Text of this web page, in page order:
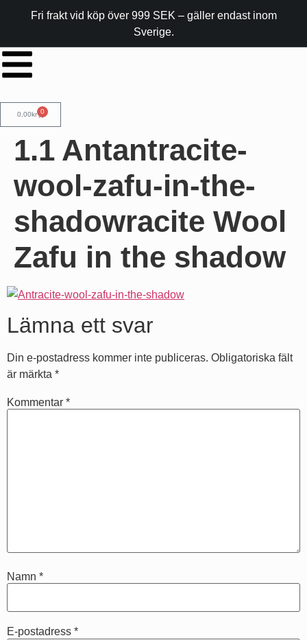
Fri frakt vid köp över 999 SEK – gäller endast inom
Sverige.
0,00kr 0
1.1 Antantracite-
wool-zafu-in-the-
shadowracite Wool
Zafu in the shadow
Lämna ett svar
Din e-postadress kommer inte publiceras. Obligatoriska fält
är märkta *
Kommentar *
Namn *
E-postadress *